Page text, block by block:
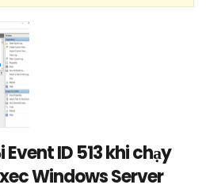
Event ID 513 khi chạy
Windows Server